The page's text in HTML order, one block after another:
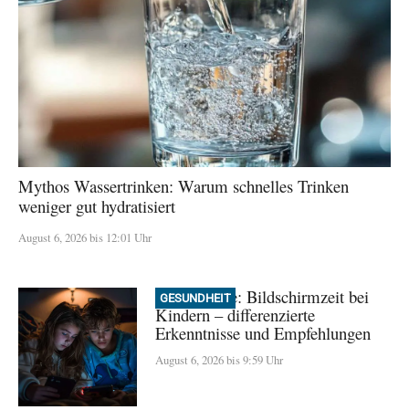
Mythos Wassertrinken: Warum schnelles Trinken
weniger gut hydratisiert
August 6, 2026 bis 12:01 Uhr
GESUNDHEIT
Neue Studie: Bildschirmzeit bei
Kindern – differenzierte
Erkenntnisse und Empfehlungen
August 6, 2026 bis 9:59 Uhr